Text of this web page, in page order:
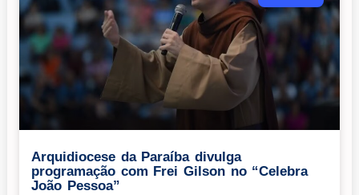
Arquidiocese da Paraíba divulga
programação com Frei Gilson no “Celebra
João Pessoa”